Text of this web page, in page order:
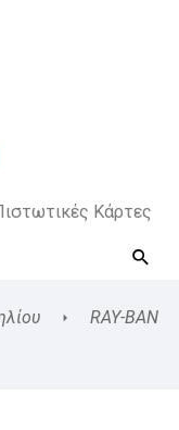
Κάρτες
RAY-BAN